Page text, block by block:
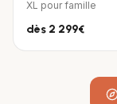
XL pour famille
dès 2 299€